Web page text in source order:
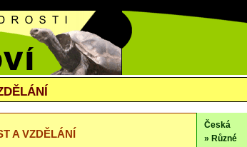
A VZDĚLÁNÍ
Česká
» Různé